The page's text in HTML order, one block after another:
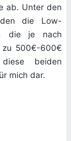
ab. Unter den
die Low-
die je nach
zu 500€-600€
beiden
mich dar.